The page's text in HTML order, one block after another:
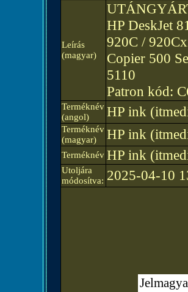
Leírás
(magyar)
HP DeskJet
920C /
Copier 500
5110
Patron kód:
Terméknév
(angol)
HP ink
Terméknév
(magyar)
HP ink
Terméknév HP ink
Utoljára
módosítva: 2025-04-10